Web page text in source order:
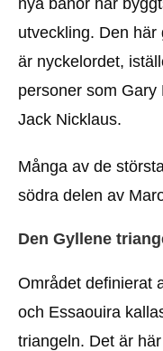
utveckling. Den här
är nyckelordet,
personer som Gary
Jack Nicklaus.
Många av de
södra delen av
Den Gyllene
Området definierat
och Essaouira
triangeln. Det är